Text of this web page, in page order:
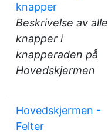
knapper
Beskrivelse av alle
knapper i
knapperaden på
Hovedskjermen
Hovedskjermen -
Felter